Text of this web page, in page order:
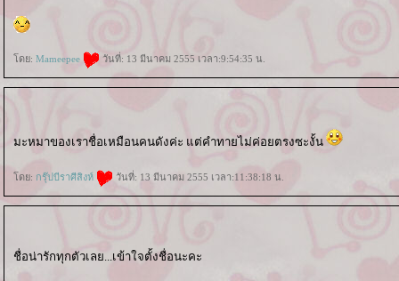
ดย: Mameepee วันที่: 13 มีนาคม 2555 เวลา:9:54:35 น.
มะหมาของเราชื่อเหมือนคนดังค่ะ แต่คำทายไม่ค่อยตรงซะงั้น
ดย: กรุ๊ปบีราศีสิงห์ วันที่: 13 มีนาคม 2555 เวลา:11:38:18 น.
ชื่อน่ารักทุกตัวเลย...เข้าใจตั้งชื่อนะคะ